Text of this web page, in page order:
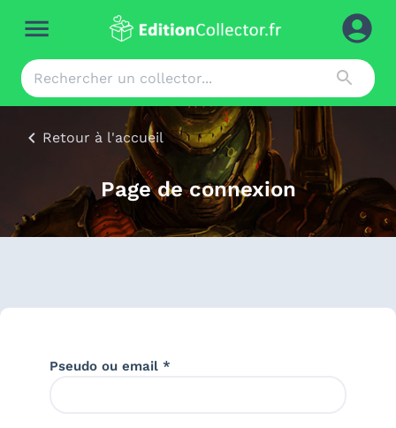
Retour à l'accueil
Page de connexion
Pseudo ou email *